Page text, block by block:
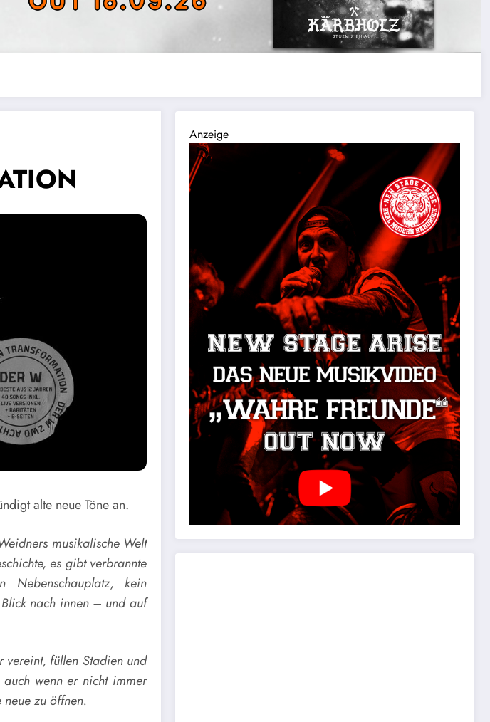
alte neue Töne an.
musikalische Welt
es gibt verbrannte
kein
nach innen – und auf
vereint, füllen Stadien und
wenn er nicht immer
zu öffnen.
Anzeige